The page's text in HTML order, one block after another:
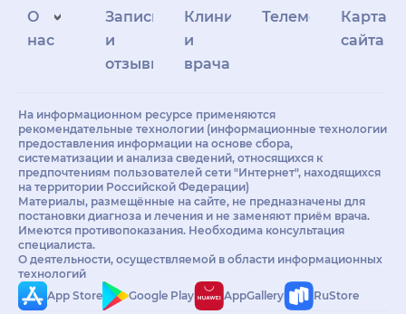
О
нас
Запись
и
отзывы
Клиникам
и
врачам
Телемедицина
Карта
сайта
На информационном ресурсе применяются
рекомендательные технологии (информационные технологии
предоставления информации на основе сбора,
систематизации и анализа сведений, относящихся к
предпочтениям пользователей сети "Интернет", находящихся
на территории Российской Федерации)
Материалы, размещённые на сайте, не предназначены для
постановки диагноза и лечения и не заменяют приём врача.
Имеются противопоказания. Необходима консультация
специалиста.
О деятельности, осуществляемой в области информационных
технологий
App Store
Google Play AppGallery RuStore